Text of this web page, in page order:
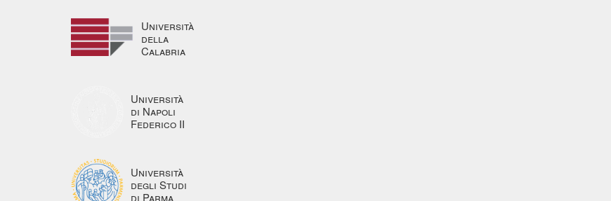
Università
della
Calabria
Università
di Napoli
Federico II
Università
degli Studi
di Parma